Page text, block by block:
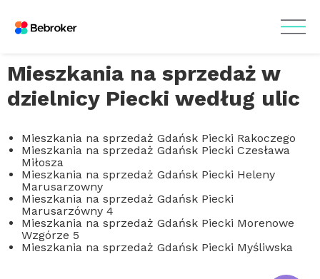
Mieszkania na sprzedaż w
dzielnicy Piecki według ulic
Mieszkania na sprzedaż Gdańsk Piecki Rakoczego
Mieszkania na sprzedaż Gdańsk Piecki Czesława
Miłosza
Mieszkania na sprzedaż Gdańsk Piecki Heleny
Marusarzowny
Mieszkania na sprzedaż Gdańsk Piecki
Marusarzówny 4
Mieszkania na sprzedaż Gdańsk Piecki Morenowe
Wzgórze 5
Mieszkania na sprzedaż Gdańsk Piecki Myśliwska